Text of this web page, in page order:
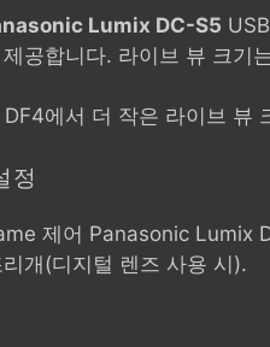
Lumix DC-S5
공합니다. 라이브 뷰 크기
에서 더 작은 라이브 뷰
정
제어 Panasonic Lumix
개(디지털 렌즈 사용 시).